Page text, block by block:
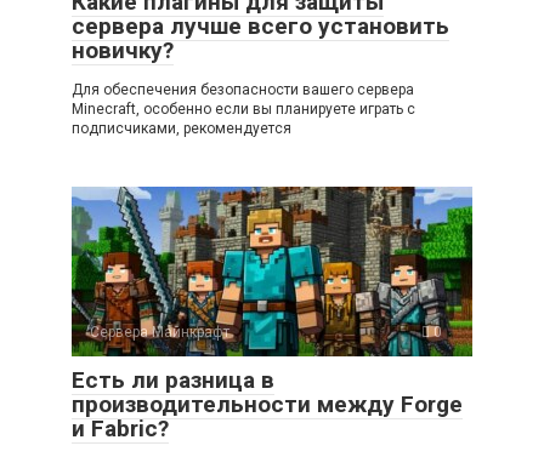
сервера лучше всего установить
новичку?
Для обеспечения безопасности вашего сервера
Minecraft, особенно если вы планируете играть с
подписчиками, рекомендуется
Сервера Майнкрафт 0
Есть ли разница в
производительности между Forge
и Fabric?